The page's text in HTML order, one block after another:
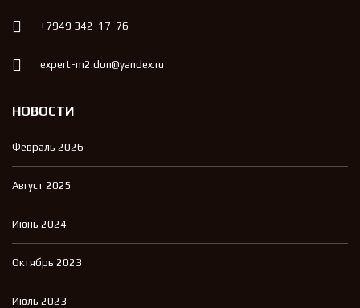
+7949 342-17-76
expert-m2.don@yandex.ru
НОВОСТИ
Февраль 2026
Август 2025
Июнь 2024
Октябрь 2023
Июль 2023